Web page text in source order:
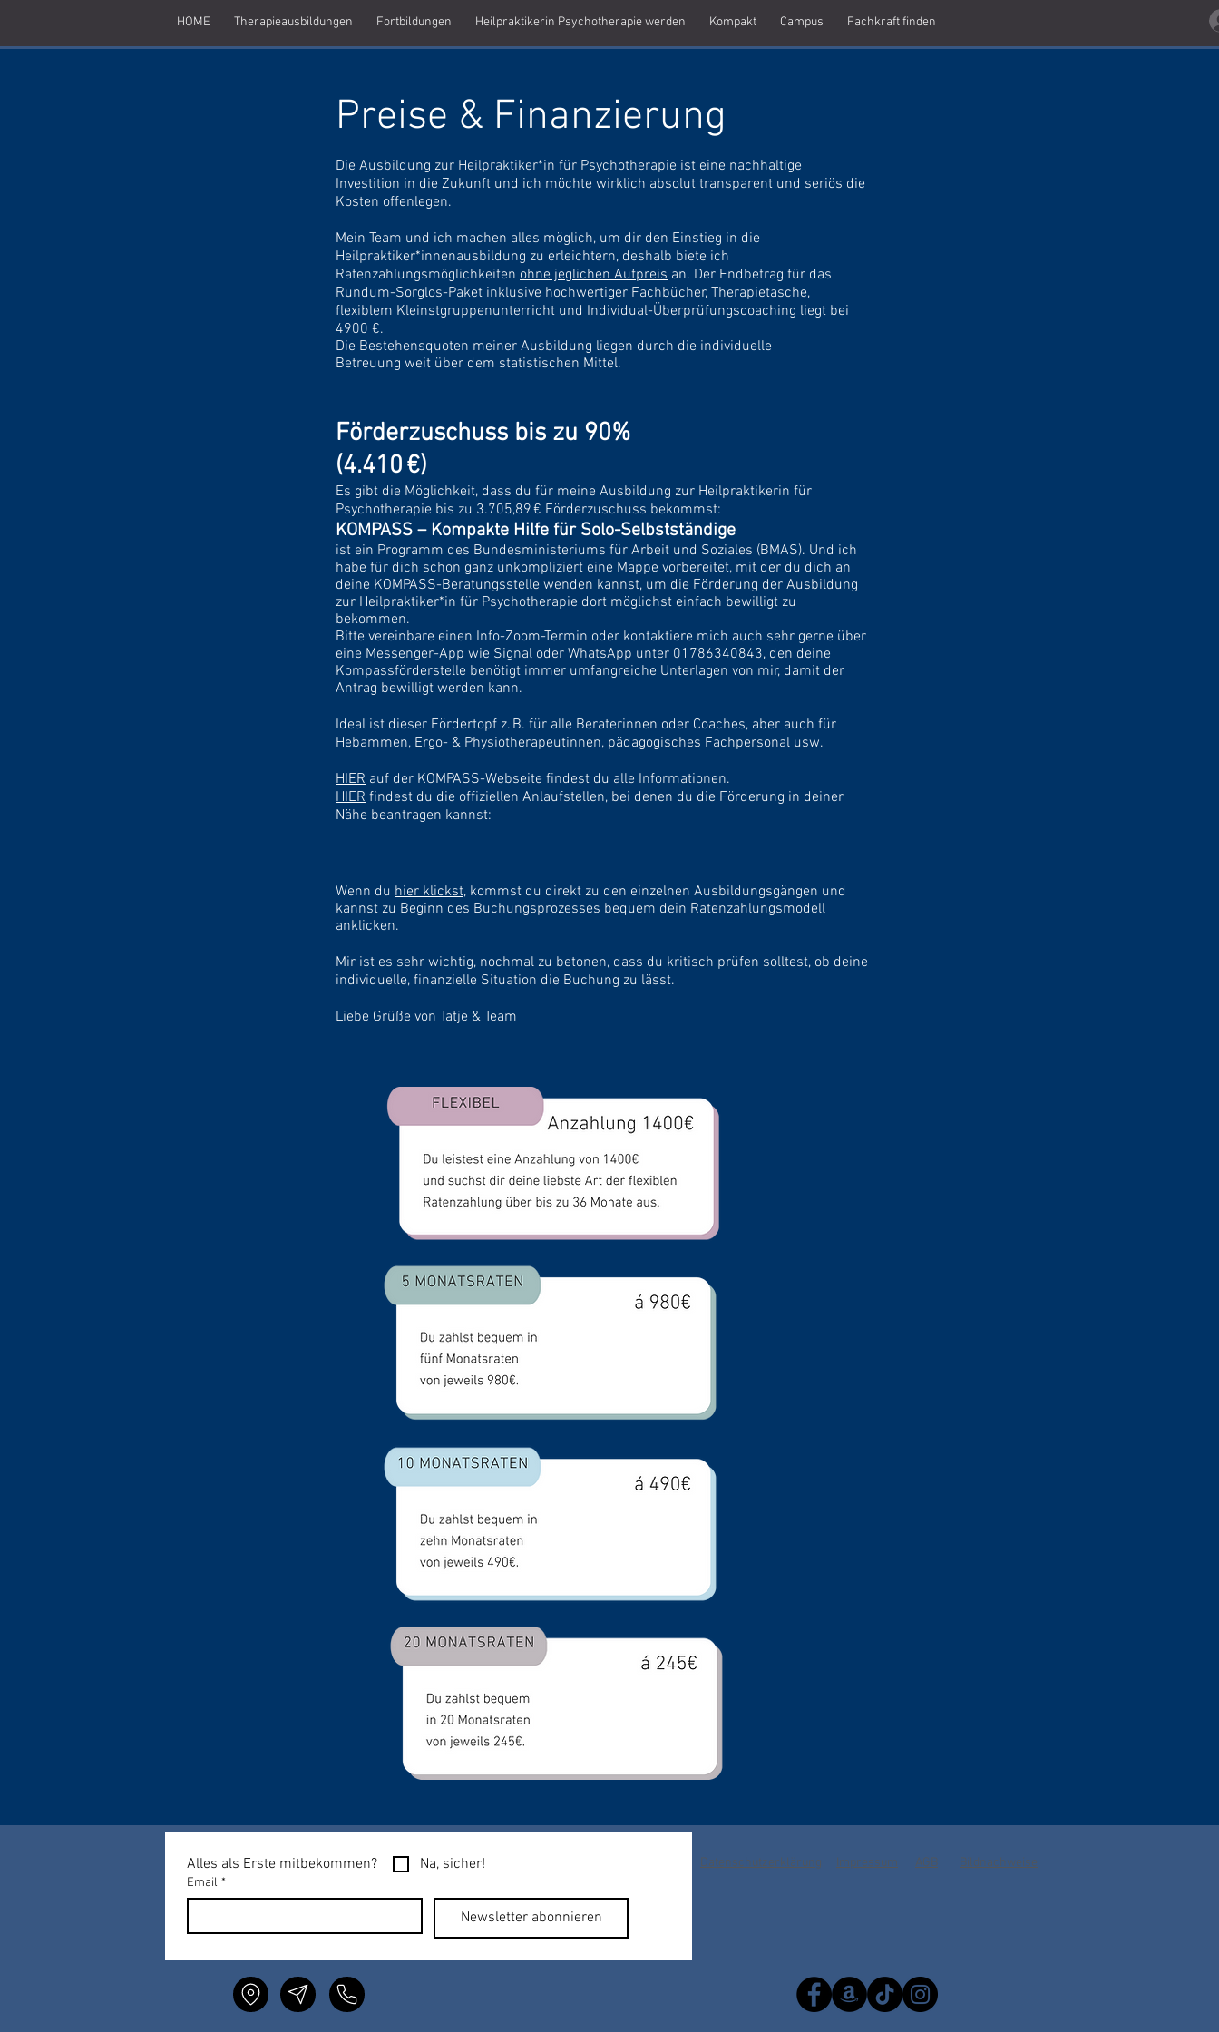
HOME Therapieausbildungen Fortbildungen Heilpraktikerin Psychotherapie werden Kompakt Campus Fachkraft finden
Preise & Finanzierung
Die Ausbildung zur Heilpraktiker*in für Psychotherapie ist eine nachhaltige
Investition in die Zukunft und ich möchte wirklich absolut transparent und seriös die
Kosten offenlegen.
Mein Team und ich machen alles möglich, um dir den Einstieg in die
Heilpraktiker*innenausbildung zu erleichtern, deshalb biete ich
Ratenzahlungsmöglichkeiten ohne jeglichen Aufpreis an. Der Endbetrag für das
Rundum-Sorglos-Paket inklusive hochwertiger Fachbücher, Therapietasche,
flexiblem Kleinstgruppenunterricht und Individual-Überprüfungscoaching liegt bei
4900 €.
Die Bestehensquoten meiner Ausbildung liegen durch die individuelle
Betreuung weit über dem statistischen Mittel.
Förderzuschuss bis zu 90%
(4.410 €)
Es gibt die Möglichkeit, dass du für meine Ausbildung zur Heilpraktikerin für
Psychotherapie bis zu 3.705,89 € Förderzuschuss bekommst:
KOMPASS – Kompakte Hilfe für Solo-Selbstständige
ist ein Programm des Bundesministeriums für Arbeit und Soziales (BMAS). Und ich
habe für dich schon ganz unkompliziert eine Mappe vorbereitet, mit der du dich an
deine KOMPASS-Beratungsstelle wenden kannst, um die Förderung der Ausbildung
zur Heilpraktiker*in für Psychotherapie dort möglichst einfach bewilligt zu
bekommen.
Bitte vereinbare einen Info-Zoom-Termin oder kontaktiere mich auch sehr gerne über
eine Messenger-App wie Signal oder WhatsApp unter 01786340843, den deine
Kompassförderstelle benötigt immer umfangreiche Unterlagen von mir, damit der
Antrag bewilligt werden kann.
Ideal ist dieser Fördertopf z. B. für alle Beraterinnen oder Coaches, aber auch für
Hebammen, Ergo- & Physiotherapeutinnen, pädagogisches Fachpersonal usw.
HIER auf der KOMPASS-Webseite findest du alle Informationen.
HIER findest du die offiziellen Anlaufstellen, bei denen du die Förderung in deiner
Nähe beantragen kannst:
Wenn du hier klickst, kommst du direkt zu den einzelnen Ausbildungsgängen und
kannst zu Beginn des Buchungsprozesses bequem dein Ratenzahlungsmodell
anklicken.
Mir ist es sehr wichtig, nochmal zu betonen, dass du kritisch prüfen solltest, ob deine
individuelle, finanzielle Situation die Buchung zu lässt.
Liebe Grüße von Tatje & Team
Alles als Erste mitbekommen? Na, sicher!
Email *
Newsletter abonnieren
Datenschutzerklärung Impressum AGB Bildnachweise